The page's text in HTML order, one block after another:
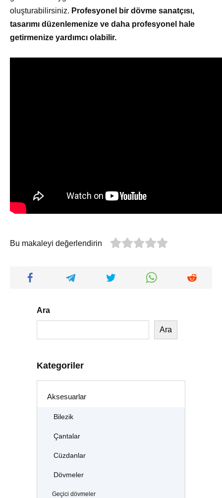
oluşturabilirsiniz. Profesyonel bir dövme sanatçısı,
tasarımı düzenlemenize ve daha profesyonel hale
getirmenize yardımcı olabilir.
Bu makaleyi değerlendirin
Ara
Ara
Kategoriler
Aksesuarlar
Bilezik
Çantalar
Cüzdanlar
Dövmeler
Geçici dövmeler